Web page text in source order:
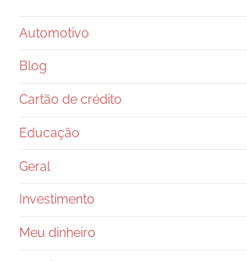
Automotivo
Blog
Cartão de crédito
Educação
Geral
Investimento
Meu dinheiro